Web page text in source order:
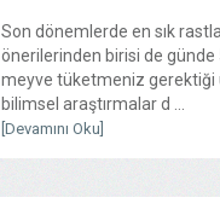
Son dönemlerde en sık
önerilerinden birisi de
meyve tüketmeniz gerektiği
bilimsel araştırmalar d ...
[Devamını Oku]